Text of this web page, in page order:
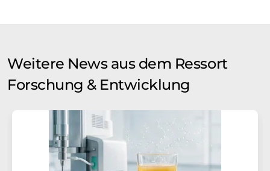
Weitere News aus dem Ressort
Forschung & Entwicklung